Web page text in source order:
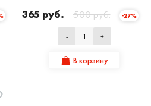
365 руб. 500 руб. -27%
- +
В корзину